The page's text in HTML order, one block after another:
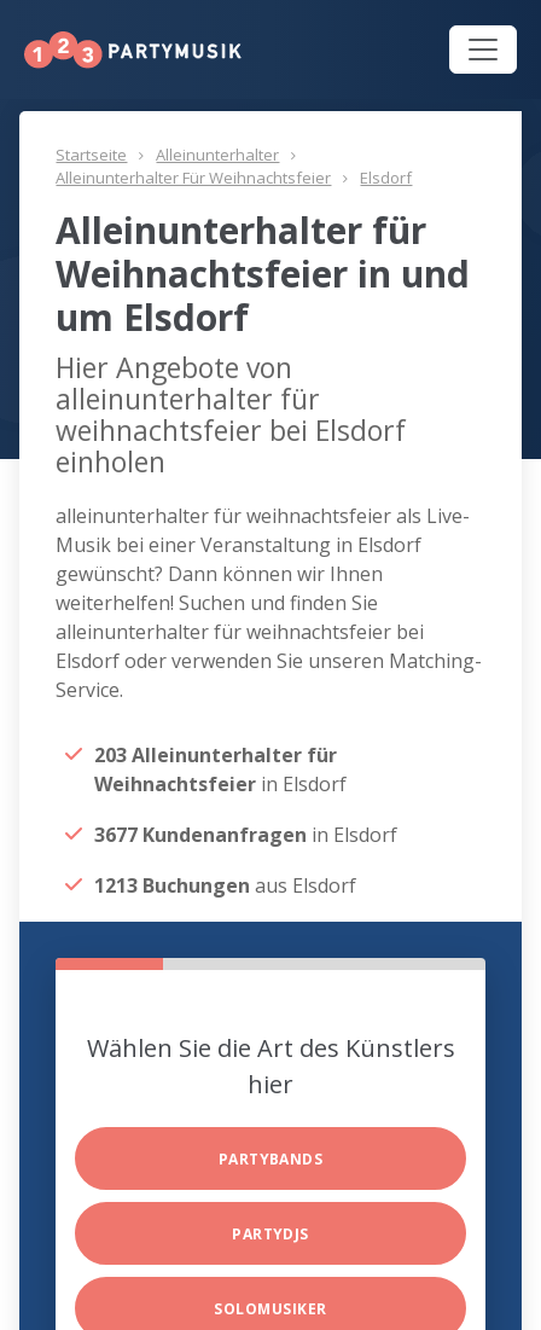
Startseite
Alleinunterhalter
Alleinunterhalter Für Weihnachtsfeier
Elsdorf
Alleinunterhalter für
Weihnachtsfeier in und
um Elsdorf
Hier Angebote von
alleinunterhalter für
weihnachtsfeier bei Elsdorf
einholen
alleinunterhalter für weihnachtsfeier als Live-
Musik bei einer Veranstaltung in Elsdorf
gewünscht? Dann können wir Ihnen
weiterhelfen! Suchen und finden Sie
alleinunterhalter für weihnachtsfeier bei
Elsdorf oder verwenden Sie unseren Matching-
Service.
203 Alleinunterhalter für
Weihnachtsfeier in Elsdorf
3677 Kundenanfragen in Elsdorf
1213 Buchungen aus Elsdorf
Wählen Sie die Art des Künstlers
hier
PARTYBANDS
PARTYDJS
SOLOMUSIKER